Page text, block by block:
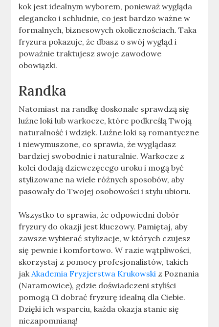
kok jest idealnym wyborem, ponieważ wygląda
elegancko i schludnie, co jest bardzo ważne w
formalnych, biznesowych okolicznościach. Taka
fryzura pokazuje, że dbasz o swój wygląd i
poważnie traktujesz swoje zawodowe
obowiązki.
Randka
Natomiast na randkę doskonale sprawdzą się
luźne loki lub warkocze, które podkreślą Twoją
naturalność i wdzięk. Luźne loki są romantyczne
i niewymuszone, co sprawia, że wyglądasz
bardziej swobodnie i naturalnie. Warkocze z
kolei dodają dziewczęcego uroku i mogą być
stylizowane na wiele różnych sposobów, aby
pasowały do Twojej osobowości i stylu ubioru.
Wszystko to sprawia, że odpowiedni dobór
fryzury do okazji jest kluczowy. Pamiętaj, aby
zawsze wybierać stylizacje, w których czujesz
się pewnie i komfortowo. W razie wątpliwości,
skorzystaj z pomocy profesjonalistów, takich
jak Akademia Fryzjerstwa Krukowski z Poznania
(Naramowice), gdzie doświadczeni styliści
pomogą Ci dobrać fryzurę idealną dla Ciebie.
Dzięki ich wsparciu, każda okazja stanie się
niezapomnianą!